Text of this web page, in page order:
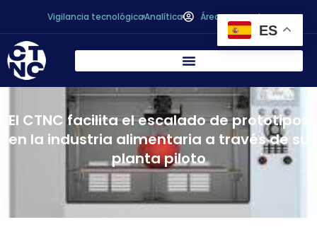
Vigilancia tecnológicaAnalítica Área personal
El CTNC facilita el escalado de prototipos
en la industria alimentaria a través de su
planta piloto
ES